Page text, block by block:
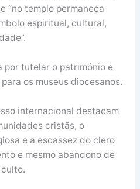
“no templo permaneça
espiritual, cultural,
por tutelar o património e
os museus diocesanos.
internacional destacam
cristãs, o
e a escassez do clero
e mesmo abandono de